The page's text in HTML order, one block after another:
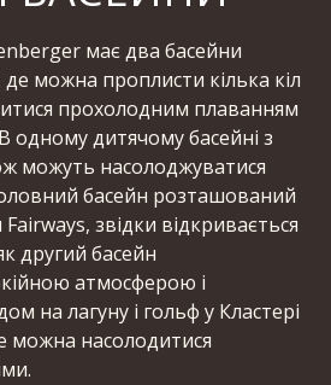
має два басейни
де можна проплисти кілька кіл
прохолодним плаванням
В одному дитячому басейні з
можуть насолоджуватися
басейн розташований
звідки відкривається
другий басейн
атмосферою і
на лагуну і гольф у Кластері
можна насолодитися